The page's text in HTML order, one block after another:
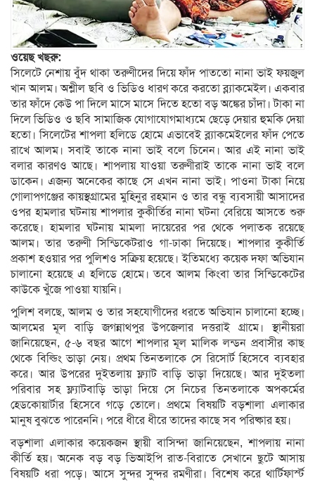
ওয়েছ খছরু:
সিলেটে নেশায় বুঁদ থাকা তরুণীদের দিয়ে ফাঁদ পাততো নানা ভাই ফয়জুল
খান আলম। অশ্লীল ছবি ও ভিডিও ধারণ করে করতো ব্ল্যাকমেইল। একবার
তার ফাঁদে কেউ পা দিলে মাসে মাসে দিতে হতো বড় অঙ্কের চাঁদা। টাকা না
দিলে ভিডিও ও ছবি সামাজিক যোগাযোগমাধ্যমে ছেড়ে দেয়ার হুমকি দেয়া
হতো। সিলেটের শাপলা হলিডে হোমে এভাবেই ব্ল্যাকমেইলের ফাঁদ পেতে
রাখে আলম। সবাই তাকে নানা ভাই বলে চিনেন। আর এই নানা ভাই
বলার কারণও আছে। শাপলায় যাওয়া তরুণীরাই তাকে নানা ভাই বলে
ডাকেন। এজন্য অনেকের কাছে সে এখন নানা ভাই। পাওনা টাকা নিয়ে
গোলাপগঞ্জের কায়স্থগ্রামের মুহিনুর রহমান ও তার বন্ধু ব্যবসায়ী আসাদের
ওপর হামলার ঘটনায় শাপলার কুকীর্তির নানা ঘটনা বেরিয়ে আসতে শুরু
করেছে। হামলার ঘটনায় মামলা দায়েরের পর থেকে পলাতক রয়েছে
আলম। তার তরুণী সিন্ডিকেটরাও গা-ঢাকা দিয়েছে। শাপলার কুকীর্তি
প্রকাশ হওয়ার পর পুলিশও সক্রিয় হয়েছে। ইতিমধ্যে কয়েক দফা অভিযান
চালানো হয়েছে এ হলিডে হোমে। তবে আলম কিংবা তার সিন্ডিকেটের
কাউকে খুঁজে পাওয়া যায়নি।
পুলিশ বলছে, আলম ও তার সহযোগীদের ধরতে অভিযান চালানো হচ্ছে।
আলমের মূল বাড়ি জগন্নাথপুর উপজেলার দত্তরাই গ্রামে। স্থানীয়রা
জানিয়েছেন, ৫-৬ বছর আগে শাপলার মূল মালিক লন্ডন প্রবাসীর কাছ
থেকে বিল্ডিং ভাড়া নেয়। প্রথম তিনতলাকে সে রিসোর্ট হিসেবে ব্যবহার
করে। আর উপরের দুইতলায় ফ্ল্যাট বাড়ি ভাড়া দিয়েছে। আর দুইতলা
পরিবার সহ ফ্ল্যাটবাড়ি ভাড়া দিয়ে সে নিচের তিনতলাকে অপকর্মের
হেডকোয়ার্টার হিসেবে গড়ে তোলে। প্রথমে বিষয়টি বড়শালা এলাকার
মানুষ বুঝতে পারেননি। পরে ধীরে ধীরে তাদের কাছে সব পরিষ্কার হয়।
বড়শালা এলাকার কয়েকজন স্থায়ী বাসিন্দা জানিয়েছেন, শাপলায় নানা
কীর্তি হয়। অনেক বড় বড় ভিআইপি রাত-বিরাতে সেখানে ছুটে আসায়
বিষয়টি ধরা পড়ে। আসে সুন্দর সুন্দর রমণীরা। বিশেষ করে থার্টিফার্স্ট